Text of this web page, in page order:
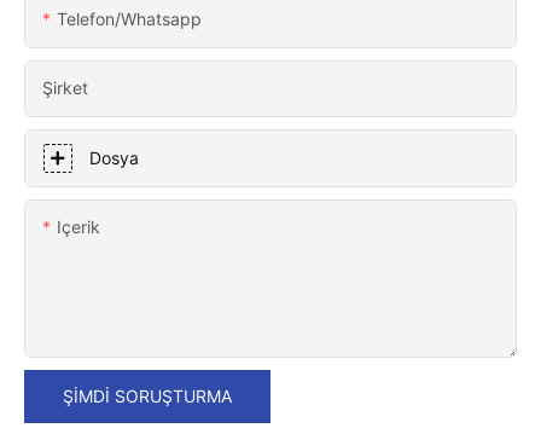
Telefon/whatsapp
Şirket
Dosya
Içerik
ŞIMDI SORUŞTURMA